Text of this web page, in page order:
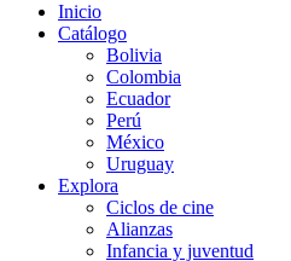
Inicio
Catálogo
Bolivia
Colombia
Ecuador
Perú
México
Uruguay
Explora
Ciclos de cine
Alianzas
Infancia y juventud